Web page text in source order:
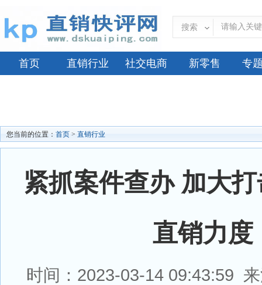
搜索
首页 直销行业 社交电商 新零售 专
您当前的位置： 首页 > 直销行业
紧抓案件查办 加大
直销力度
时间：2023-03-14 09:43:59